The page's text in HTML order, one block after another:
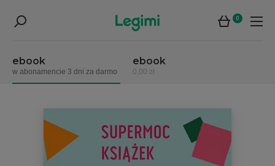
0
ebook
w abonamencie 3 dni za darmo
ebook
0,00 zł